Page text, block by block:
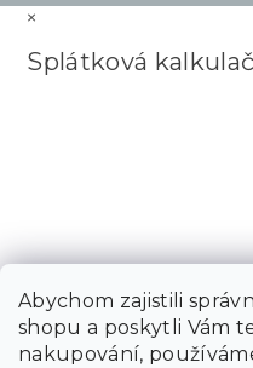
Abychom zajistili
shopu a poskytli Vám
nakupování,
×
Splátková